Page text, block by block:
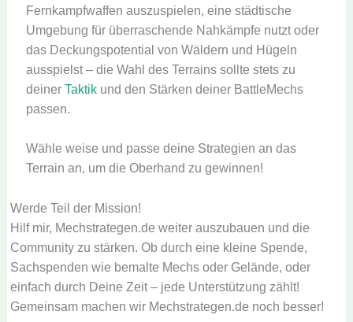
Fernkampfwaffen auszuspielen, eine städtische
Umgebung für überraschende Nahkämpfe nutzt oder
das Deckungspotential von Wäldern und Hügeln
ausspielst – die Wahl des Terrains sollte stets zu
deiner Taktik und den Stärken deiner BattleMechs
passen.
Wähle weise und passe deine Strategien an das
Terrain an, um die Oberhand zu gewinnen!
Werde Teil der Mission!
Hilf mir, Mechstrategen.de weiter auszubauen und die
Community zu stärken. Ob durch eine kleine Spende,
Sachspenden wie bemalte Mechs oder Gelände, oder
einfach durch Deine Zeit – jede Unterstützung zählt!
Gemeinsam machen wir Mechstrategen.de noch besser!